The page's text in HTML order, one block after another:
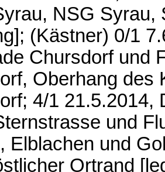
NSG Syrau,
(Kästner) 0/1
Chursdorf und
Oberhang des
4/1
und
Elblachen und
Ortrand